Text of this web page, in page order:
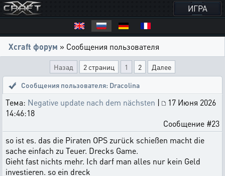
ИГРА
Xcraft форум » Сообщения пользователя
Назад 2 страниц 1 2
Далее
Сообщения пользователя: Dracolina
Тема: Negative update nach dem nächsten |
17 Июня 2026
14:46:18
Сообщение #23
so ist es. das die Piraten OPS zurück schießen macht die
sache einfach zu Teuer. Drecks Game.
Gieht fast nichts mehr. Ich darf man alles nur kein Geld
investieren. so ein dreck